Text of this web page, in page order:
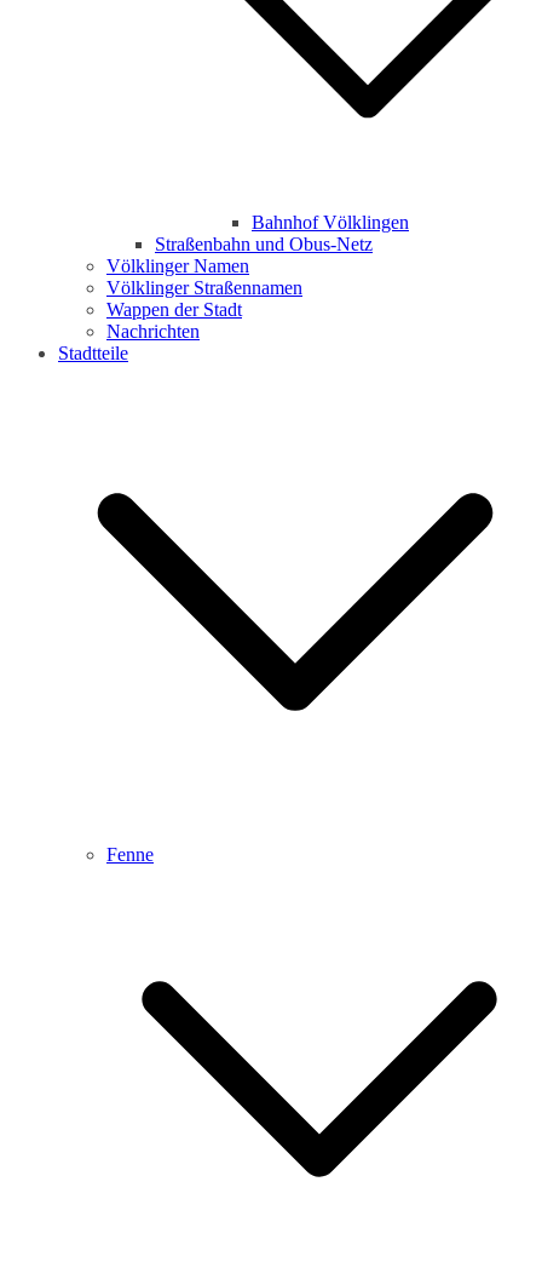
Bahnhof Völklingen
Straßenbahn und Obus-Netz
Völklinger Namen
Völklinger Straßennamen
Wappen der Stadt
Nachrichten
Stadtteile
Fenne